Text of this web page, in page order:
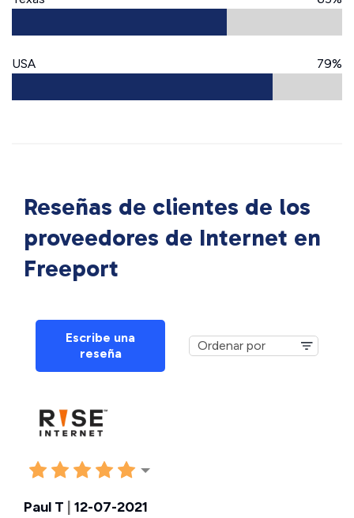
USA 79%
Reseñas de clientes de los
proveedores de Internet en
Freeport
Escribe una
reseña
Paul T 12-07-2021